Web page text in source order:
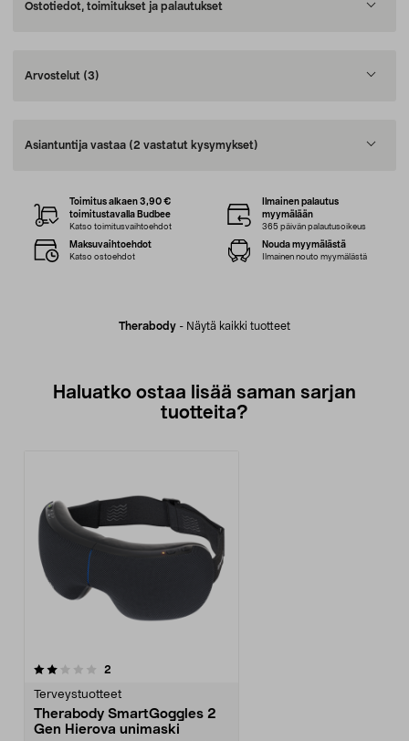
Ostotiedot, toimitukset ja palautukset
Arvostelut (3)
Asiantuntija vastaa (2 vastatut kysymykset)
Therabody - Näytä kaikki tuotteet
Toimitus alkaen 3,90 €
toimitustavalla Budbee
Katso toimitusvaihtoehdot
Ilmainen palautus
myymälään
365 päivän palautusoikeus
Maksuvaihtoehdot
Katso ostoehdot
Nouda myymälästä
Ilmainen nouto myymälästä
Haluatko ostaa lisää saman sarjan
tuotteita?
2
Terveystuotteet
Therabody SmartGoggles 2
Gen Hierova unimaski